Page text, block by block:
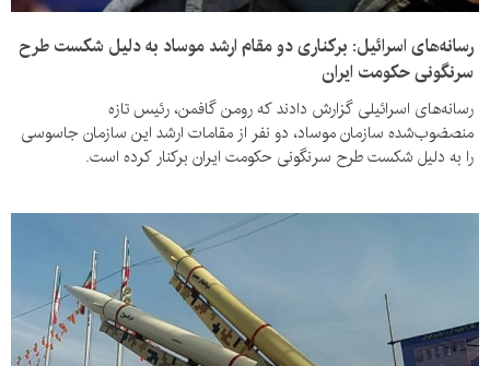
رسانه‌های اسرائیل: برکناری دو مقام ارشد موساد به دلیل شکست طرح
سرنگونی حکومت ایران
رسانه‌های اسرائیلی گزارش دادند که رومن گافمن، رئیس تازه
منصضوب‌شده سازمان موساد، دو نفر از مقامات ارشد این سازمان جاسوسی
را به دلیل شکست طرح سرنگونی حکومت ایران برکنار کرده است.